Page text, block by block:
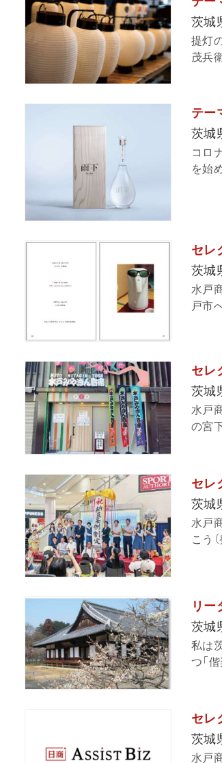
茨城
提灯
茂兵
テー
茨城
コロ
を始
セレ
茨城
水戸
戸市
セレ
茨城
水戸
の宮
セレ
茨城
水戸
こう
リー
茨城
私は
つ「
セレ
茨城
水戸